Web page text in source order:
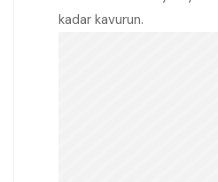
kadar kavurun.